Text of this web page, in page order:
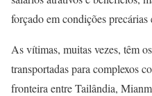
forçado em condições
As vítimas, muitas vezes, têm
transportadas para complexos
fronteira entre Tailândia,